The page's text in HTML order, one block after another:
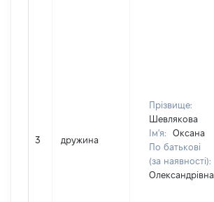
3 дружина
Прізвище:
Шевлякова
Ім'я:
Оксана
По батькові
(за наявності):
Олександрівна